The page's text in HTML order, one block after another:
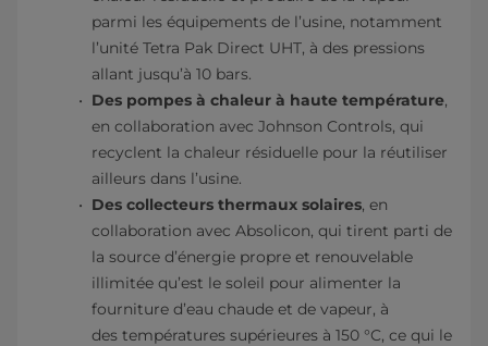
parmi les équipements de l’usine, notamment
l’unité Tetra Pak Direct UHT, à des pressions
allant jusqu’à 10 bars.
Des pompes à chaleur à haute température,
en collaboration avec Johnson Controls, qui
recyclent la chaleur résiduelle pour la réutiliser
ailleurs dans l’usine.
Des collecteurs thermaux solaires, en
collaboration avec Absolicon, qui tirent parti de
la source d’énergie propre et renouvelable
illimitée qu’est le soleil pour alimenter la
fourniture d’eau chaude et de vapeur, à
des températures supérieures à 150 °C, ce qui le